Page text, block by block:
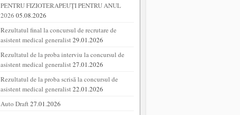
PENTRU FIZIOTERAPEUŢI PENTRU ANUL
2026 05.08.2026
Rezultatul final la concursul de recrutare de
asistent medical generalist29.01.2026
Rezultatul de la proba interviu la concursul de
asistent medical generalist27.01.2026
Rezultatul de la proba scrisă la concursul de
asistent medical generalist22.01.2026
Auto Draft27.01.2026